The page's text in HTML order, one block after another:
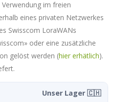
im freien
eines privaten Netzwerkes
Swisscom LoraWANs
oder eine zusätzliche
gelöst werden (hier erhätlich).
Unser Lager 🇨🇭